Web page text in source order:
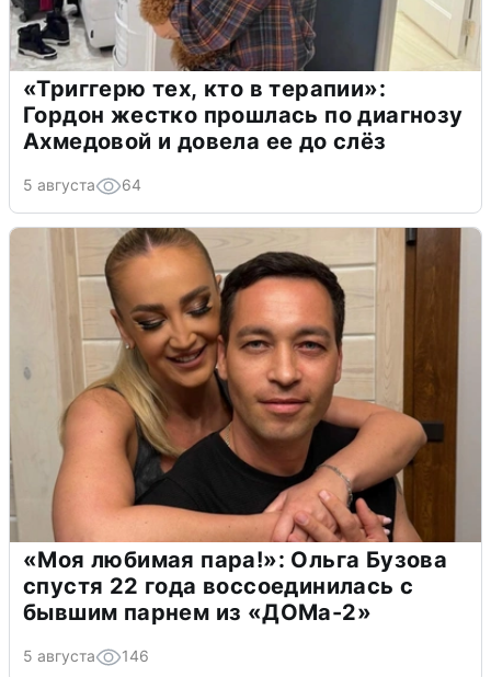
«Триггерю тех, кто в терапии»:
Гордон жестко прошлась по диагнозу
Ахмедовой и довела ее до слёз
5 августа 64
«Моя любимая пара!»: Ольга Бузова
спустя 22 года воссоединилась с
бывшим парнем из «ДОМа-2»
5 августа 146